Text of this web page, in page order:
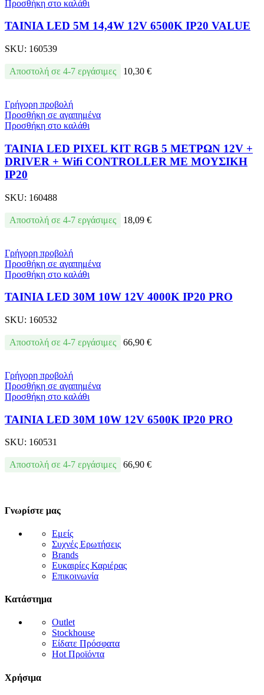
Προσθήκη στο καλάθι
ΤΑΙΝΙΑ LED 5M 14,4W 12V 6500K IP20 VALUE
SKU: 160539
Αποστολή σε 4-7 εργάσιμες 10,30 €
Γρήγορη προβολή
Προσθήκη σε αγαπημένα
Προσθήκη στο καλάθι
ΤΑΙΝΙΑ LED PIXEL KIT RGB 5 ΜΕΤΡΩΝ 12V +
DRIVER + Wifi CONTROLLER ΜΕ ΜΟΥΣΙΚΗ
IP20
SKU: 160488
Αποστολή σε 4-7 εργάσιμες 18,09 €
Γρήγορη προβολή
Προσθήκη σε αγαπημένα
Προσθήκη στο καλάθι
ΤΑΙΝΙΑ LED 30M 10W 12V 4000K IP20 PRO
SKU: 160532
Αποστολή σε 4-7 εργάσιμες 66,90 €
Γρήγορη προβολή
Προσθήκη σε αγαπημένα
Προσθήκη στο καλάθι
ΤΑΙΝΙΑ LED 30M 10W 12V 6500K IP20 PRO
SKU: 160531
Αποστολή σε 4-7 εργάσιμες 66,90 €
Γνωρίστε μας
Εμείς
Συχνές Ερωτήσεις
Brands
Ευκαιρίες Καριέρας
Επικοινωνία
Κατάστημα
Outlet
Stockhouse
Είδατε Πρόσφατα
Hot Προϊόντα
Χρήσιμα